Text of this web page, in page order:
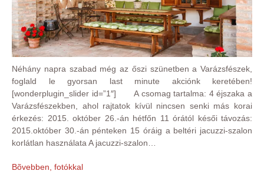
Néhány napra szabad még az őszi szünetben a Varázsfészek,
foglald le gyorsan last minute akciónk keretében!
[wonderplugin_slider id=”1″] A csomag tartalma: 4 éjszaka a
Varázsfészekben, ahol rajtatok kívül nincsen senki más korai
érkezés: 2015. október 26.-án hétfőn 11 órától késői távozás:
2015.október 30.-án pénteken 15 óráig a beltéri jacuzzi-szalon
korlátlan használata A jacuzzi-szalon…
Bõvebben, fotókkal